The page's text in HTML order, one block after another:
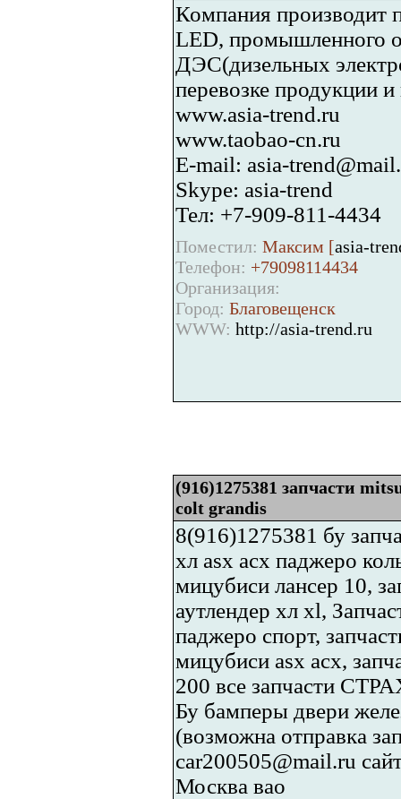
Компания производит
LED, промышленного
ДЭС(дизельных
перевозке продукции
www.asia-trend.ru
www.taobao-cn.ru
E-mail: asia-
Skype: asia-trend
Тел: +7-909-811-4434
Поместил: Максим [asia-
Телефон: +79098114434
Организация:
Город: Благовещенск
WWW: http://asia-trend.ru
(916)1275381 запчасти
colt grandis
8(916)1275381 бу
хл asx асх паджеро
мицубиси лансер 10,
аутлендер хл xl,
паджеро спорт,
мицубиси asx асх,
200 все запчасти
Бу бамперы двери
(возможна отправка
car200505@mail.ru
Москва вао